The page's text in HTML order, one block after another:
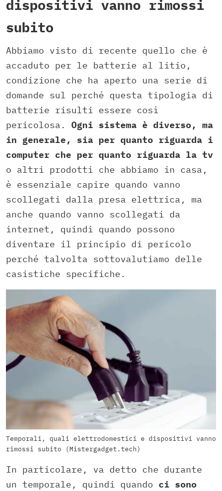
dispositivi vanno rimossi
subito
Abbiamo visto di recente quello che è
accaduto per le batterie al litio,
condizione che ha aperto una serie di
domande sul perché questa tipologia di
batterie risulti essere così
pericolosa. Ogni sistema è diverso, ma
in generale, sia per quanto riguarda i
computer che per quanto riguarda la tv
o altri prodotti che abbiamo in casa,
è essenziale capire quando vanno
scollegati dalla presa elettrica, ma
anche quando vanno scollegati da
internet, quindi quando possono
diventare il principio di pericolo
perché talvolta sottovalutiamo delle
casistiche specifiche.
Temporali, quali elettrodomestici e dispositivi vanno
rimossi subito (Mistergadget.tech)
In particolare, va detto che durante
un temporale, quindi quando ci sono